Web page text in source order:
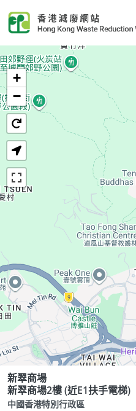
首頁
+
−
中國香港特別行政區
新翠商場
新翠商場2樓 (近E1扶手電梯)